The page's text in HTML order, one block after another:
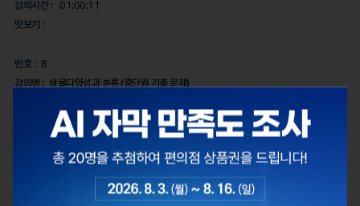
강의시간 :
01:00:11
맛보기 :
번호 : 8
강의명 : 생물다양성과 분류 (중단원 기출 문제)
32:26
생물다양성과 분류 (서술형 정복하기)